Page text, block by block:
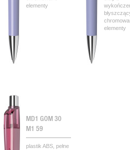
elementy
elementy
MD1 GOM 30
M1 59
plastik ABS, pełne